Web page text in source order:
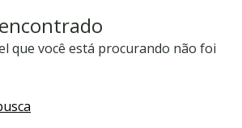
que você está procurando não foi